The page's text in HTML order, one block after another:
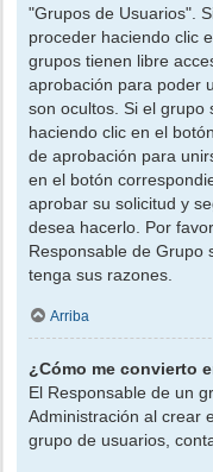
"Grupos de Usuarios".
proceder haciendo clic
grupos tienen libre
aprobación para poder
son ocultos. Si el grupo
haciendo clic en el
de aprobación para
en el botón
aprobar su solicitud y
desea hacerlo. Por
Responsable de Grupo
tenga sus razones.
Arriba
¿Cómo me convierto
El Responsable de un
Administración al crear
grupo de usuarios,